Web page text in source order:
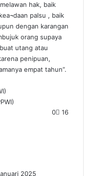
hak, baik
palsu , baik
dengan karangan
orang supaya
utang atau
penipuan,
empat tahun”.
2025
0 16